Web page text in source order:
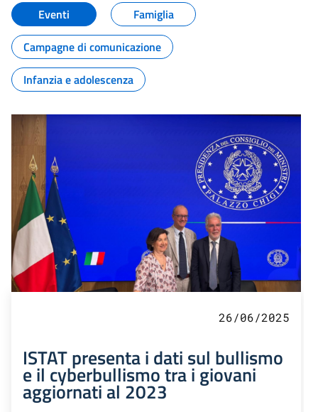
Eventi
Famiglia
Campagne di comunicazione
Infanzia e adolescenza
26/06/2025
ISTAT presenta i dati sul bullismo
e il cyberbullismo tra i giovani
aggiornati al 2023